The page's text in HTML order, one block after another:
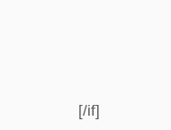
[/if]